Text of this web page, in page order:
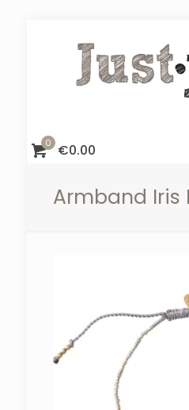
0 €0.00
Armband Iris